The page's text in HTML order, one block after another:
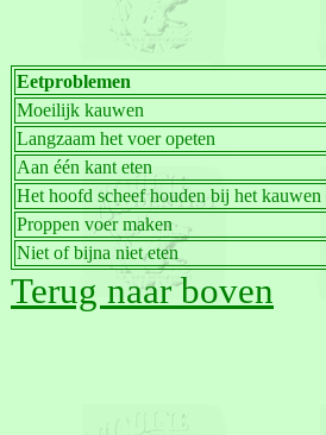
Eetproblemen
Moeilijk kauwen
Langzaam het voer opeten
Aan één kant eten
Het hoofd scheef houden bij het kauwen
Proppen voer maken
Niet of bijna niet eten
Terug naar boven